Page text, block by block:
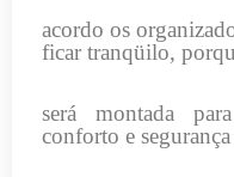
acordo os
ficar tranqüilo,
será montada
conforto e